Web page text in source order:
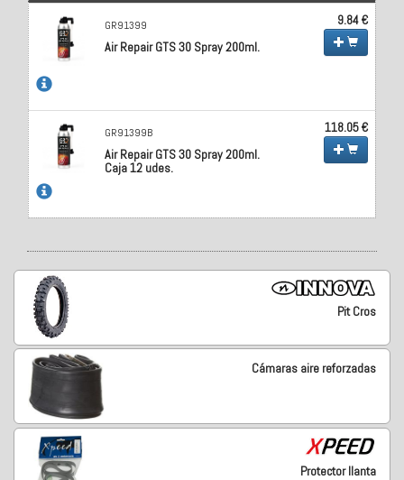
GR91399
Air Repair GTS 30 Spray 200ml.
9.84 €
GR91399B
Air Repair GTS 30 Spray 200ml.
Caja 12 udes.
118.05 €
Pit Cros
Cámaras aire reforzadas
Protector llanta